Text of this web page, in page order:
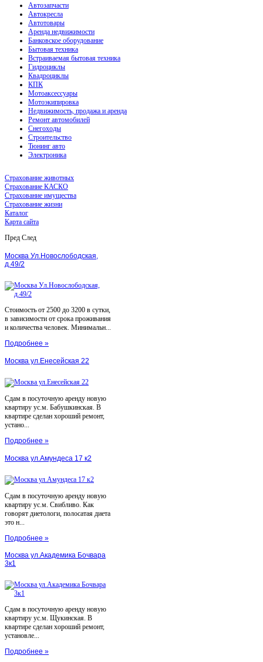
Автозапчасти
Автокресла
Автотовары
Аренда недвижимости
Банковское оборудование
Бытовая техника
Встраиваемая бытовая техника
Гидроциклы
Квадроциклы
КПК
Мотоаксессуары
Мотоэкипировка
Недвижимость, продажа и аренда
Ремонт автомобилей
Снегоходы
Строительство
Тюнинг авто
Электроника
Страхование животных
Страхование КАСКО
Страхование имущества
Страхование жизни
Каталог
Карта сайта
Пред След
Москва Ул.Новослободская,
д.49/2
Стоимость от 2500 до 3200 в сутки,
в зависимости от срока проживания
и количества человек. Минимальн...
Подробнее »
Москва ул.Енесейская 22
Сдам в посуточную аренду новую
квартиру ус.м. Бабушкинская. В
квартире сделан хороший ремонт,
устано...
Подробнее »
Москва ул.Амундеса 17 к2
Сдам в посуточную аренду новую
квартиру ус.м. Свибливо. Как
говорят диетологи, полосатая диета
это н...
Подробнее »
Москва ул.Академика Бочвара
3к1
Сдам в посуточную аренду новую
квартиру ус.м. Щукинская. В
квартире сделан хороший ремонт,
установле...
Подробнее »